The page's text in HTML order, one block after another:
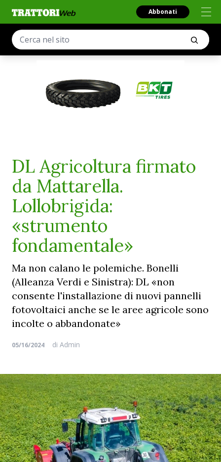
Abbonati
DL Agricoltura firmato
da Mattarella.
Lollobrigida:
«strumento
fondamentale»
Ma non calano le polemiche. Bonelli
(Alleanza Verdi e Sinistra): DL «non
consente l'installazione di nuovi pannelli
fotovoltaici anche se le aree agricole sono
incolte o abbandonate»
05/16/2024 di Admin